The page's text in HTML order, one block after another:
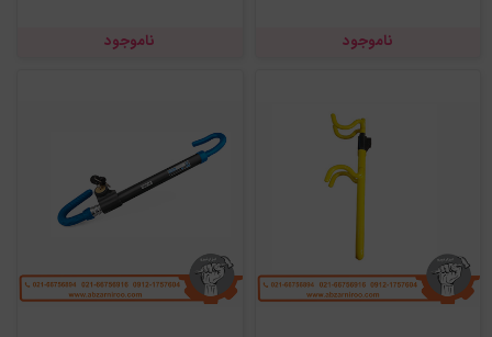
ناموجود ناموجود